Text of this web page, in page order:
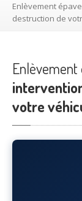
Mettreà
Epaviste
Rachat
Enlèvement
destruction de
Enlèvement
votre